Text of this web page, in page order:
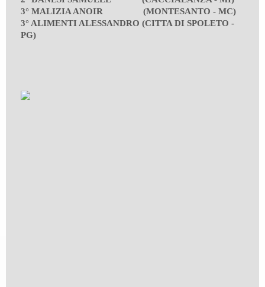
3° MALIZIA ANOIR (MONTESANTO - MC)
3° ALIMENTI ALESSANDRO (CITTA DI SPOLETO -
PG)